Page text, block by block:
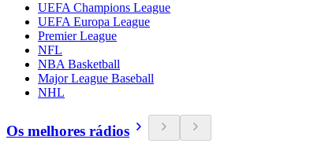
UEFA Champions League
UEFA Europa League
Premier League
NFL
NBA Basketball
Major League Baseball
NHL
Os melhores rádios